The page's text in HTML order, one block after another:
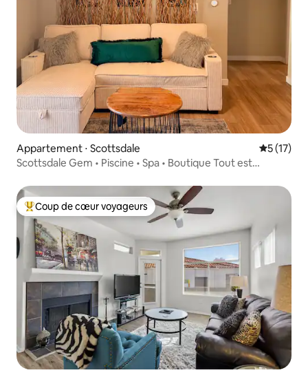
Appartement ⋅ Scottsdale
5 (17)
Scottsdale Gem • Piscine • Spa • Boutique Tout est
Coups de cœur voyageurs les plus appréciés
Coup de cœur voyageurs